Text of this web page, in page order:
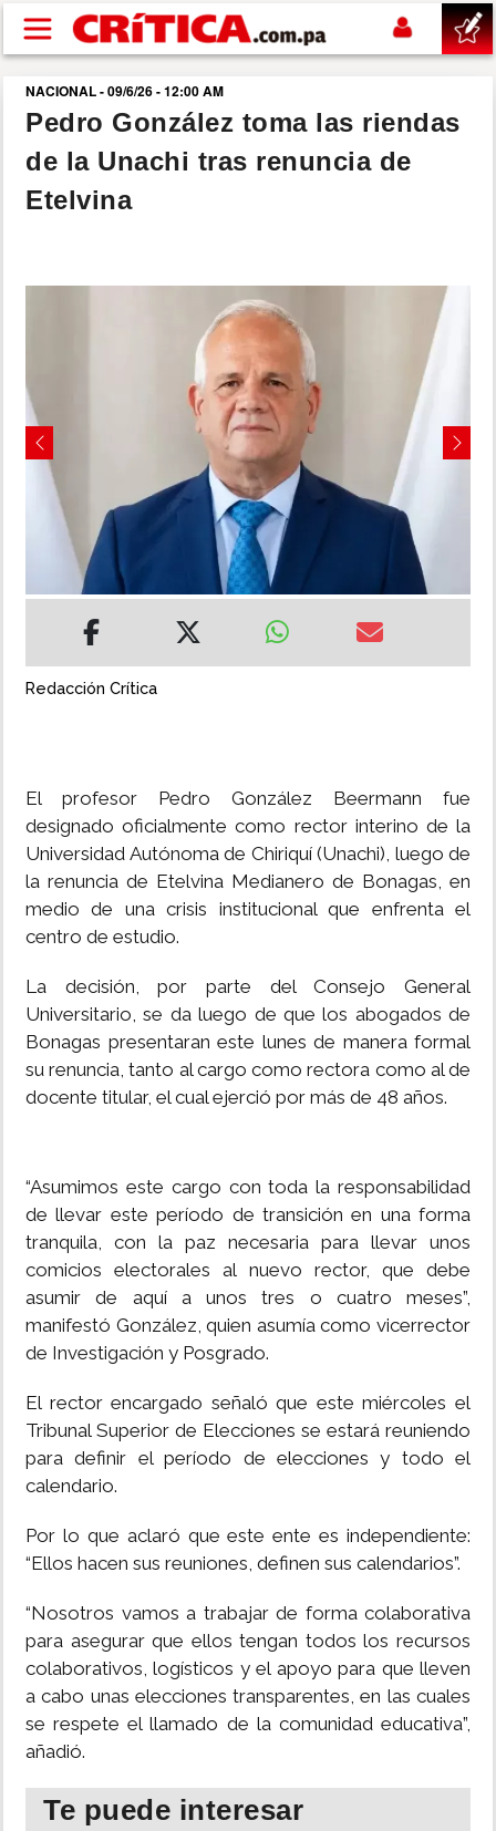
Pasar al contenido principal
buscar
SUCESOS
POLÍTICA
DEPORTES
MUNDO
INSÓLITAS
MULTIMEDIA
IMPRESO
NACIONAL - 09/6/26 - 12:00 AM
Pedro González toma las riendas
de la Unachi tras renuncia de
Etelvina
Previous Next
Redacción Crítica
El profesor Pedro González Beermann fue
designado oficialmente como rector interino de la
Universidad Autónoma de Chiriquí (Unachi), luego de
la renuncia de Etelvina Medianero de Bonagas, en
medio de una crisis institucional que enfrenta el
centro de estudio.
La decisión, por parte del Consejo General
Universitario, se da luego de que los abogados de
Bonagas presentaran este lunes de manera formal
su renuncia, tanto al cargo como rectora como al de
docente titular, el cual ejerció por más de 48 años.
“Asumimos este cargo con toda la responsabilidad
de llevar este período de transición en una forma
tranquila, con la paz necesaria para llevar unos
comicios electorales al nuevo rector, que debe
asumir de aquí a unos tres o cuatro meses”,
manifestó González, quien asumía como vicerrector
de Investigación y Posgrado.
El rector encargado señaló que este miércoles el
Tribunal Superior de Elecciones se estará reuniendo
para definir el período de elecciones y todo el
calendario.
Por lo que aclaró que este ente es independiente:
“Ellos hacen sus reuniones, definen sus calendarios”.
“Nosotros vamos a trabajar de forma colaborativa
para asegurar que ellos tengan todos los recursos
colaborativos, logísticos y el apoyo para que lleven
a cabo unas elecciones transparentes, en las cuales
se respete el llamado de la comunidad educativa”,
añadió.
Te puede interesar